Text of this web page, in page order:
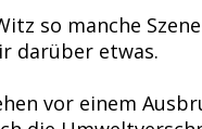
so manche
darüber etwas.
vor einem